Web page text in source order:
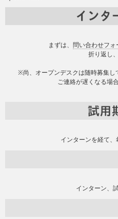
まずは、 問い合わせフォ
折り返し
※尚、オープンデスクは随時募集し
ご連絡が遅くなる場
インターンを経て
インターン、